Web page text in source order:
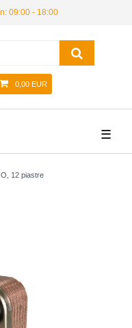
09:00 - 18:00
0,00 EUR
☰
12 piastre